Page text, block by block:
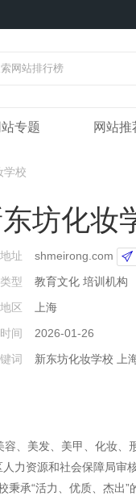
站专题 网站推
学校
坊化妆
址
shmeirong.com
型
教育文化 培训机构
区
上海
间
2026-01-26
词
新东坊化妆学校 上
、美发、美甲、化妆
力资源和社会保障局审
秉承“活力、优质、杰出